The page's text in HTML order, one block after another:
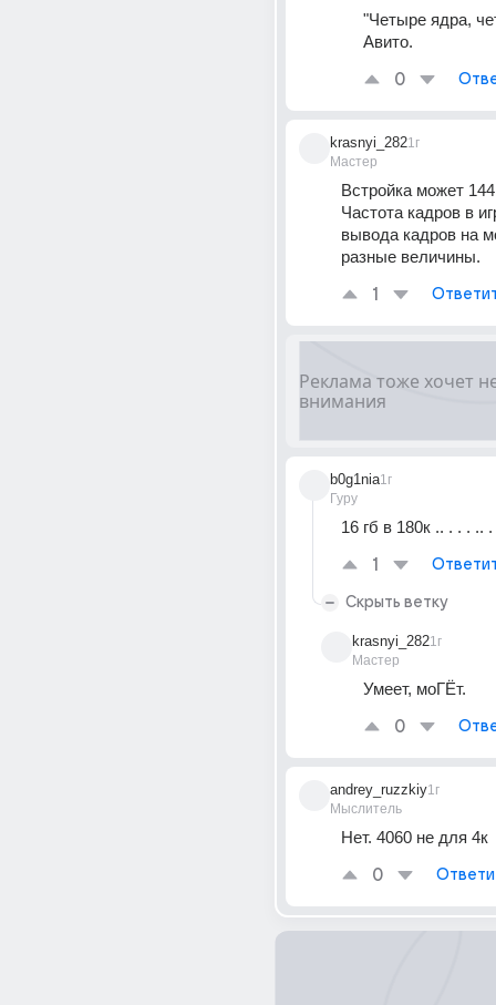
"Четыре ядра,
Авито.
0
krasnyi_282
Мастер
1г
Встройка может
Частота кадров в
вывода кадров на
разные величины.
1
b0g1nia
Гуру
1г
16 гб в 180к .. . . . ..
1
Скрыть ветку
krasnyi_282
Мастер
1г
Умеет, моГЁт.
0
andrey_ruzzkiy
Мыслитель
1г
Нет. 4060 не для 4к
0